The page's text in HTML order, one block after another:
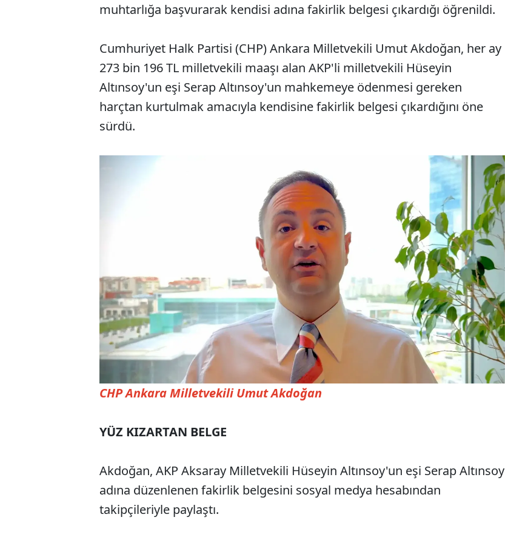
muhtarlığa başvurarak kendisi adına fakirlik belgesi çıkardığı öğrenildi.
Cumhuriyet Halk Partisi (CHP) Ankara Milletvekili Umut Akdoğan, her ay
273 bin 196 TL milletvekili maaşı alan AKP'li milletvekili Hüseyin
Altınsoy'un eşi Serap Altınsoy'un mahkemeye ödenmesi gereken
harçtan kurtulmak amacıyla kendisine fakirlik belgesi çıkardığını öne
sürdü.
CHP Ankara Milletvekili Umut Akdoğan
YÜZ KIZARTAN BELGE
Akdoğan, AKP Aksaray Milletvekili Hüseyin Altınsoy'un eşi Serap Altınsoy
adına düzenlenen fakirlik belgesini sosyal medya hesabından
takipçileriyle paylaştı.